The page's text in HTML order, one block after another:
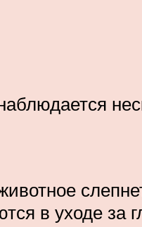
в уходе за